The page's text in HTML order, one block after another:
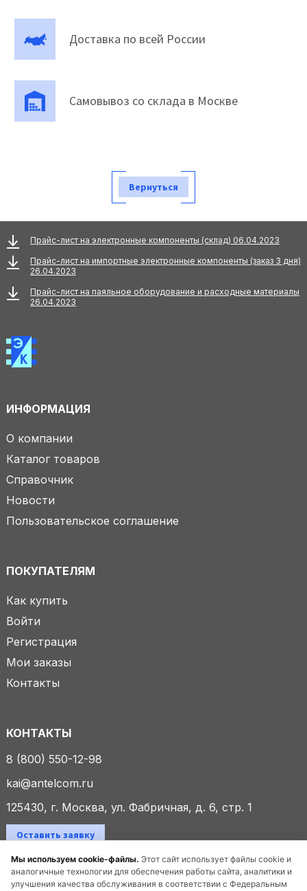
Мы используем cookie-файлы. Этот сайт использует файлы cookie и
аналогичные технологии для обеспечения работы сайта, аналитики и
улучшения качества обслуживания в соответствии с Федеральным
Доставка по всей России
Самовывоз со склада в Москве
Вернуться
Прайс-лист на электронные компоненты (склад) 06.04.2023
Прайс-лист на импортные электронные компоненты (заказ 3 дня)
26.04.2023
Прайс-лист на паяльное оборудование и расходные материалы
26.04.2023
ИНФОРМАЦИЯ
О компании
Каталог товаров
Справочник
Новости
Пользовательское соглашение
ПОКУПАТЕЛЯМ
Как купить
Войти
Регистрация
Мои заказы
Контакты
КОНТАКТЫ
8 (800) 550-12-98
kai@antelcom.ru
125430, г. Москва, ул. Фабричная, д. 6, стр. 1
Оставить заявку